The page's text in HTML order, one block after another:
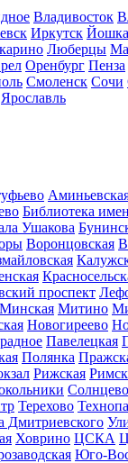
Владивосток
Иркутск
Люберцы
Оренбург Пенза
Смоленск Сочи
Ярославль
Библиотека
Ушакова
Воронцовская
проспект
Минская Митино
Новогиреево
Павелецкая
Полянка
Рижская
Солнцево
Терехово
Дмитриевского
Ховрино ЦСКА
Юго-